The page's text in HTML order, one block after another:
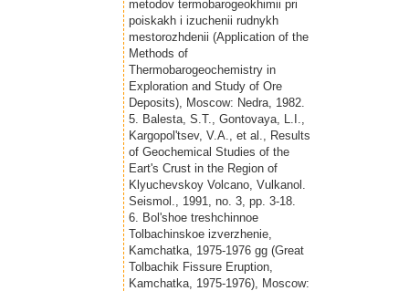
metodov termobarogeokhimii pri
poiskakh i izuchenii rudnykh
mestorozhdenii (Application of the
Methods of
Thermobarogeochemistry in
Exploration and Study of Ore
Deposits), Moscow: Nedra, 1982.
5. Balesta, S.T., Gontovaya, L.I.,
Kargopol'tsev, V.A., et al., Results
of Geochemical Studies of the
Eart's Crust in the Region of
Klyuchevskoy Volcano, Vulkanol.
Seismol., 1991, no. 3, pp. 3-18.
6. Bol'shoe treshchinnoe
Tolbachinskoe izverzhenie,
Kamchatka, 1975-1976 gg (Great
Tolbachik Fissure Eruption,
Kamchatka, 1975-1976), Moscow: